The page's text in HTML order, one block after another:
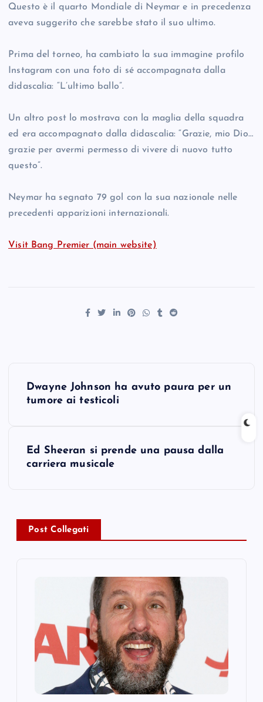
Questo è il quarto Mondiale di Neymar e in precedenza
aveva suggerito che sarebbe stato il suo ultimo.
Prima del torneo, ha cambiato la sua immagine profilo
Instagram con una foto di sé accompagnata dalla
didascalia: “L’ultimo ballo”.
Un altro post lo mostrava con la maglia della squadra
ed era accompagnato dalla didascalia: “Grazie, mio Dio…
grazie per avermi permesso di vivere di nuovo tutto
questo”.
Neymar ha segnato 79 gol con la sua nazionale nelle
precedenti apparizioni internazionali.
Visit Bang Premier (main website)
a
v
Dwayne Johnson ha avuto paura per un
tumore ai testicoli
Ed Sheeran si prende una pausa dalla
carriera musicale
Post Collegati